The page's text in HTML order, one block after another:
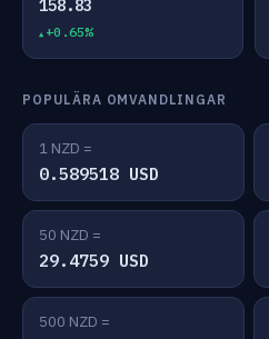
158.83
+0.65%
POPULÄRA OMVANDLINGAR
1 NZD =
0.589518 USD
50 NZD =
29.4759 USD
500 NZD =